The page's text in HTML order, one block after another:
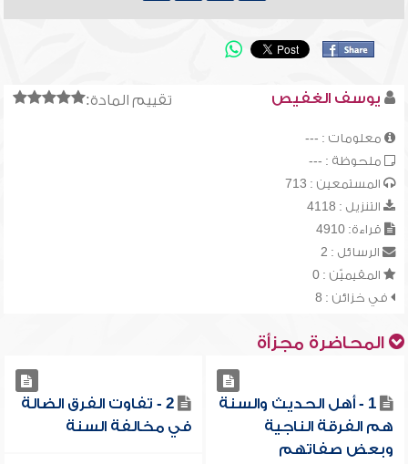
تقييم المادة: يوسف الغفيص
معلومات : ---
ملحوظة : ---
المستمعين : 713
التنزيل : 4118
قراءة: 4910
الرسائل : 2
المقيميّن : 0
في خزائن : 8
المحاضرة مجزأة
1 - أهل الحديث والسنة
هم الفرقة الناجية
وبعض صفاتهم
2 - تفاوت الفرق الضالة
في مخالفة السنة